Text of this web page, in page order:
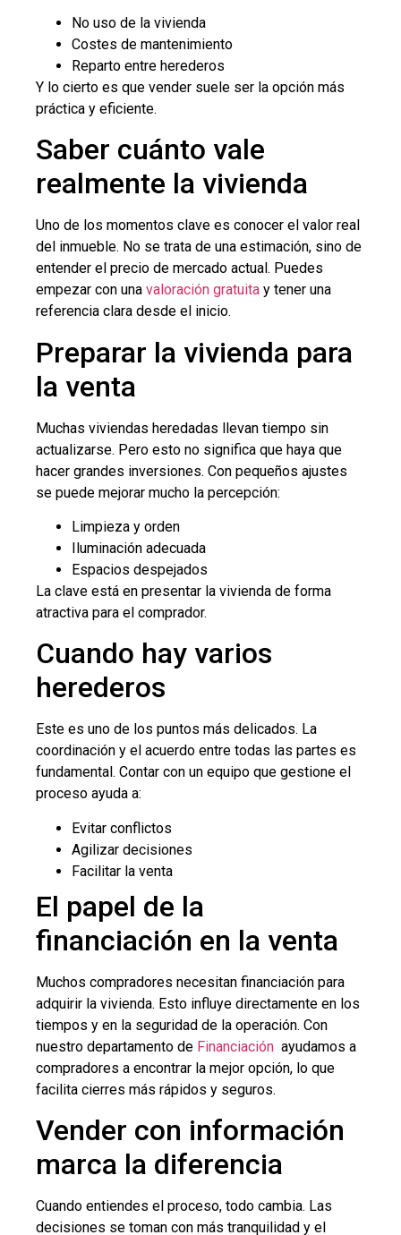
No uso de la vivienda
Costes de mantenimiento
Reparto entre herederos
Y lo cierto es que vender suele ser la opción más
práctica y eficiente.
Saber cuánto vale
realmente la vivienda
Uno de los momentos clave es conocer el valor real
del inmueble. No se trata de una estimación, sino de
entender el precio de mercado actual. Puedes
empezar con una valoración gratuita y tener una
referencia clara desde el inicio.
Preparar la vivienda para
la venta
Muchas viviendas heredadas llevan tiempo sin
actualizarse. Pero esto no significa que haya que
hacer grandes inversiones. Con pequeños ajustes
se puede mejorar mucho la percepción:
Limpieza y orden
Iluminación adecuada
Espacios despejados
La clave está en presentar la vivienda de forma
atractiva para el comprador.
Cuando hay varios
herederos
Este es uno de los puntos más delicados. La
coordinación y el acuerdo entre todas las partes es
fundamental. Contar con un equipo que gestione el
proceso ayuda a:
Evitar conflictos
Agilizar decisiones
Facilitar la venta
El papel de la
financiación en la venta
Muchos compradores necesitan financiación para
adquirir la vivienda. Esto influye directamente en los
tiempos y en la seguridad de la operación. Con
nuestro departamento de Financiación ayudamos a
compradores a encontrar la mejor opción, lo que
facilita cierres más rápidos y seguros.
Vender con información
marca la diferencia
Cuando entiendes el proceso, todo cambia. Las
decisiones se toman con más tranquilidad y el